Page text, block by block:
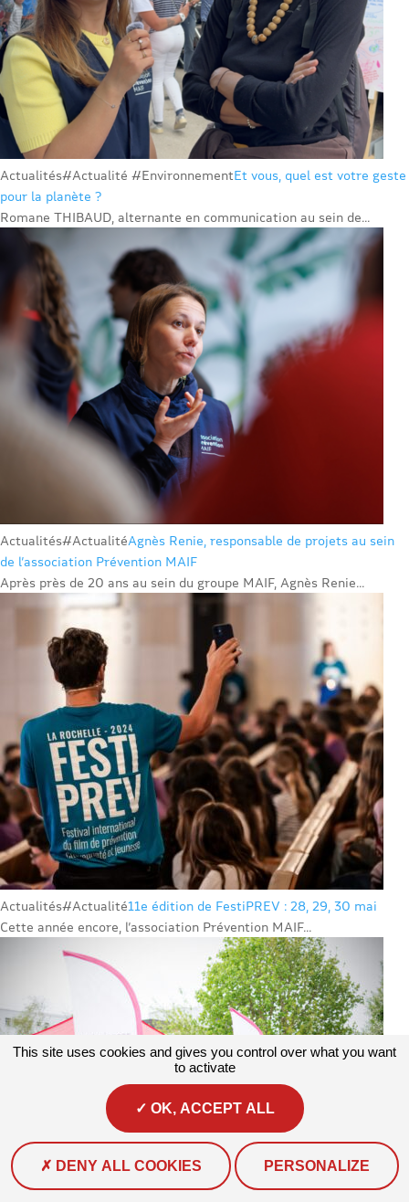
Actualités#Actualité #EnvironnementEt vous, quel est votre geste
pour la planète ?
Romane THIBAUD, alternante en communication au sein de...
Actualités#ActualitéAgnès Renie, responsable de projets au sein
de l’association Prévention MAIF
Après près de 20 ans au sein du groupe MAIF, Agnès Renie...
Actualités#Actualité11e édition de FestiPREV : 28, 29, 30 mai
Cette année encore, l’association Prévention MAIF...
This site uses cookies and gives you control over what you want
to activate
OK, ACCEPT ALL
DENY ALL COOKIES PERSONALIZE